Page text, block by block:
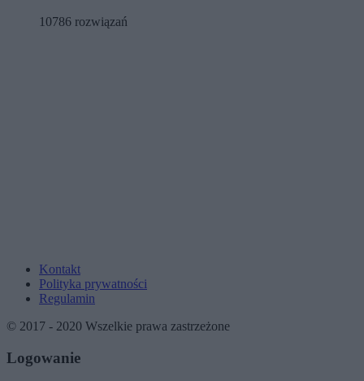
10786 rozwiązań
Kontakt
Polityka prywatności
Regulamin
© 2017 - 2020 Wszelkie prawa zastrzeżone
Logowanie